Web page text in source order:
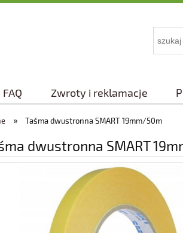
FAQ Zwroty i reklamacje
» Taśma dwustronna SMART 19mm/50m
dwustronna SMART